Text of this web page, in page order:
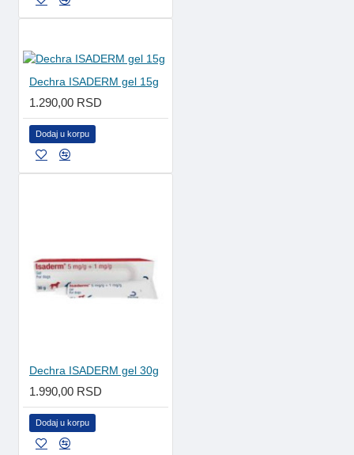
Dechra ISADERM gel 15g
1.290,00 RSD
Dodaj u korpu
Dechra ISADERM gel 30g
1.990,00 RSD
Dodaj u korpu